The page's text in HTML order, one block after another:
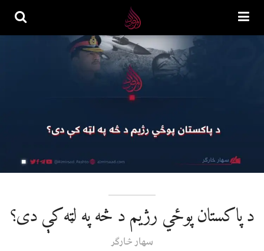
د پاکستان پوځي رژیم د څه په لټه کې دی؟
سهار څارګر